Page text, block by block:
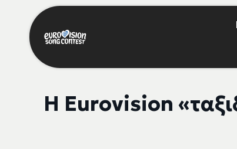
Η Eurovision